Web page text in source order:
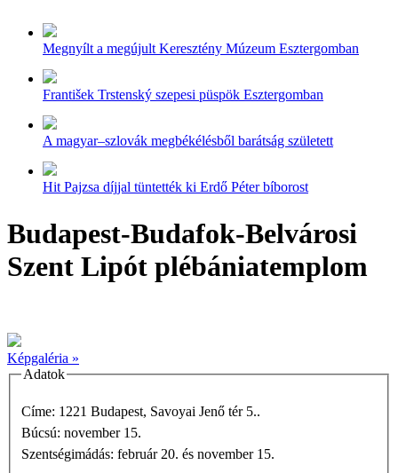
Megnyílt a megújult Keresztény Múzeum Esztergomban
František Trstenský szepesi püspök Esztergomban
A magyar–szlovák megbékélésből barátság született
Hit Pajzsa díjjal tüntették ki Erdő Péter bíborost
Budapest-Budafok-Belvárosi
Szent Lipót plébániatemplom
Képgaléria »
Adatok
Címe: 1221 Budapest, Savoyai Jenő tér 5..
Búcsú: november 15.
Szentségimádás: február 20. és november 15.